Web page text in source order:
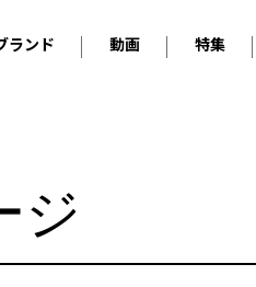
ランド
プジョー
動画 特集
ジ